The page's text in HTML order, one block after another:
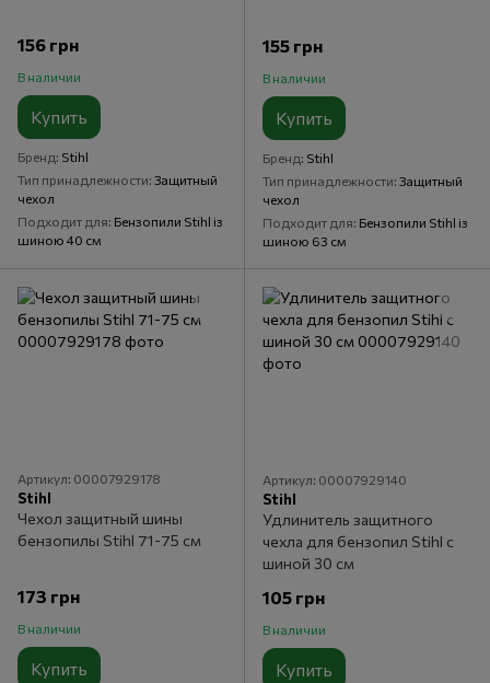
156 грн
В наличии
Купить
Бренд Stihl
Тип принадлежности Защитный
чехол
Подходит для Бензопили Stihl із
шиною 40 см
155 грн
В наличии
Купить
Бренд Stihl
Тип принадлежности Защитный
чехол
Подходит для Бензопили Stihl із
шиною 63 см
Артикул: 00007929178
Stihl
Чехол защитный шины
бензопилы Stihl 71-75 см
173 грн
В наличии
Купить
Артикул: 00007929140
Stihl
Удлинитель защитного
чехла для бензопил Stihl с
шиной 30 см
105 грн
В наличии
Купить